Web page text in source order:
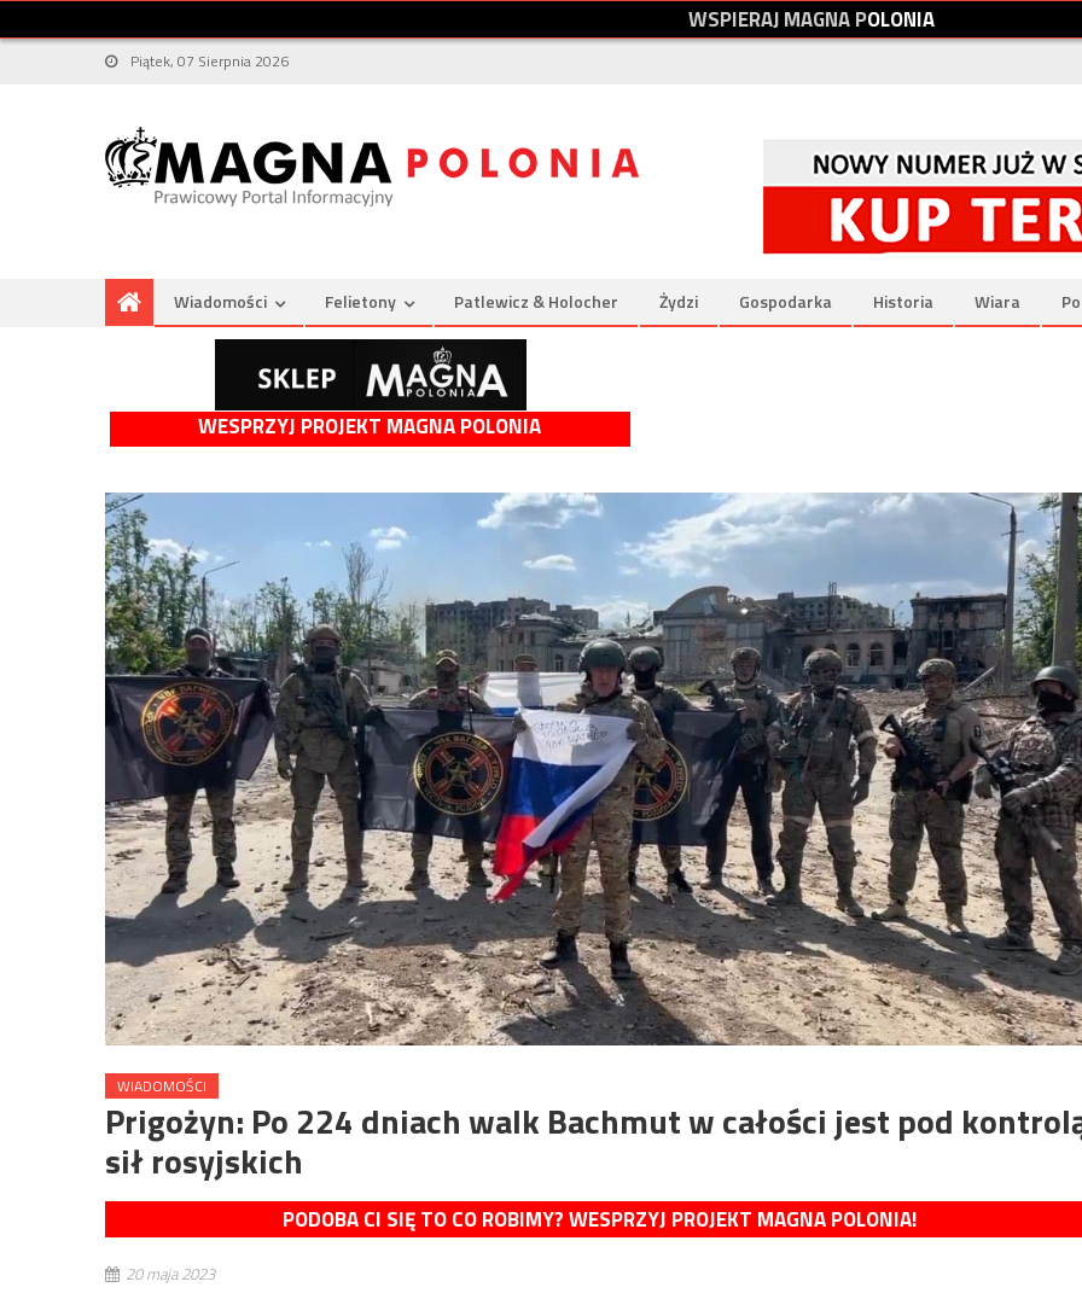
WSPIERAJMAGNAPOLONIA
Piątek, 07 Sierpnia 2026
Wiadomości Felietony Patlewicz & Holocher Żydzi Gospodarka Historia Wiara
WESPRZYJ PROJEKT MAGNA POLONIA
WIADOMOŚCI
Prigożyn: Po 224 dniach walk Bachmut w całości jest pod
sił rosyjskich
PODOBA CI SIĘ TO CO ROBIMY? WESPRZYJ PROJEKT MAGNA POLONIA!
20 maja 2023